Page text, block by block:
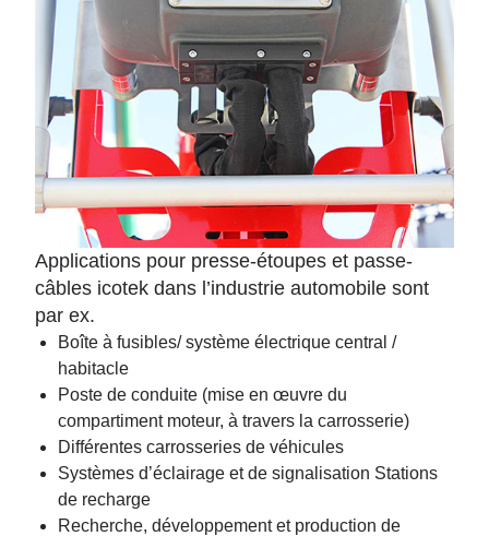
Applications pour presse-étoupes et passe-
câbles icotek dans l’industrie automobile sont
par ex.
Boîte à fusibles/ système électrique central /
habitacle
Poste de conduite (mise en œuvre du
compartiment moteur, à travers la carrosserie)
Différentes carrosseries de véhicules
Systèmes d’éclairage et de signalisation Stations
de recharge
Recherche, développement et production de